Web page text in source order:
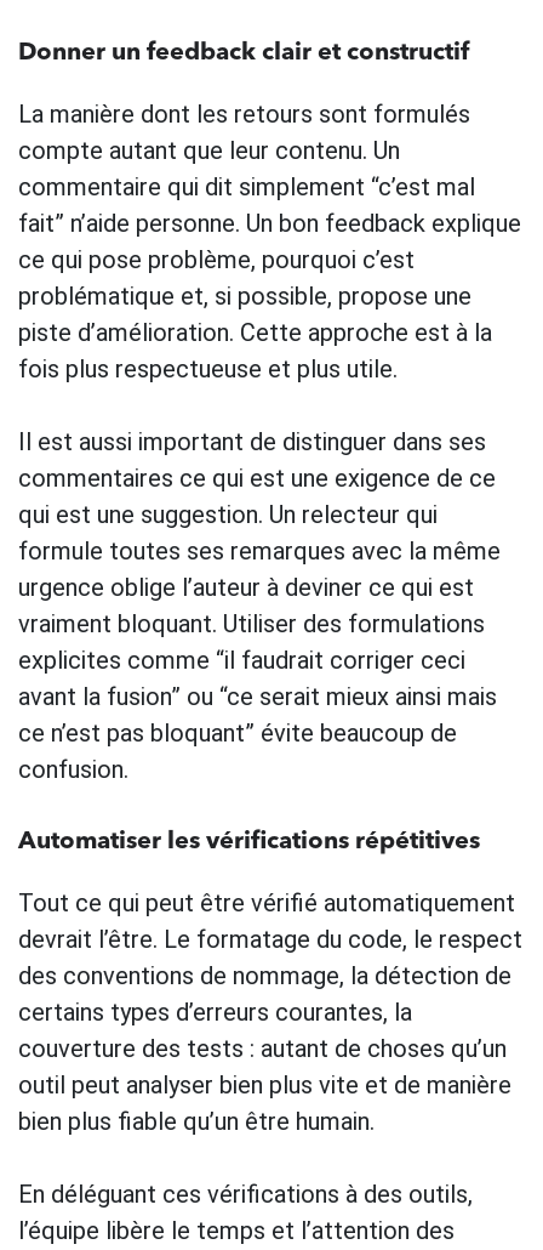
Donner un feedback clair et constructif
La manière dont les retours sont formulés
compte autant que leur contenu. Un
commentaire qui dit simplement “c’est mal
fait” n’aide personne. Un bon feedback explique
ce qui pose problème, pourquoi c’est
problématique et, si possible, propose une
piste d’amélioration. Cette approche est à la
fois plus respectueuse et plus utile.
Il est aussi important de distinguer dans ses
commentaires ce qui est une exigence de ce
qui est une suggestion. Un relecteur qui
formule toutes ses remarques avec la même
urgence oblige l’auteur à deviner ce qui est
vraiment bloquant. Utiliser des formulations
explicites comme “il faudrait corriger ceci
avant la fusion” ou “ce serait mieux ainsi mais
ce n’est pas bloquant” évite beaucoup de
confusion.
Automatiser les vérifications répétitives
Tout ce qui peut être vérifié automatiquement
devrait l’être. Le formatage du code, le respect
des conventions de nommage, la détection de
certains types d’erreurs courantes, la
couverture des tests : autant de choses qu’un
outil peut analyser bien plus vite et de manière
bien plus fiable qu’un être humain.
En déléguant ces vérifications à des outils,
l’équipe libère le temps et l’attention des